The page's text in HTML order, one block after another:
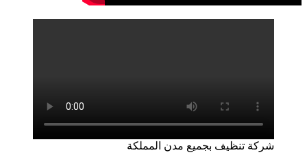
شركة تنظيف بجميع مدن المملكة